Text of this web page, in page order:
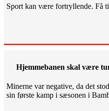
Sport kan være fortryllende. Få
Hjemmebanen skal være
Minerne var negative, da det
sin første kamp i sæsonen i